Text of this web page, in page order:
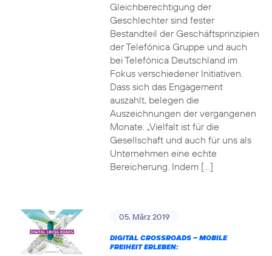
Gleichberechtigung der
Geschlechter sind fester
Bestandteil der Geschäftsprinzipien
der Telefónica Gruppe und auch
bei Telefónica Deutschland im
Fokus verschiedener Initiativen.
Dass sich das Engagement
auszahlt, belegen die
Auszeichnungen der vergangenen
Monate. „Vielfalt ist für die
Gesellschaft und auch für uns als
Unternehmen eine echte
Bereicherung. Indem […]
05. März 2019
DIGITAL CROSSROADS – MOBILE
FREIHEIT ERLEBEN: